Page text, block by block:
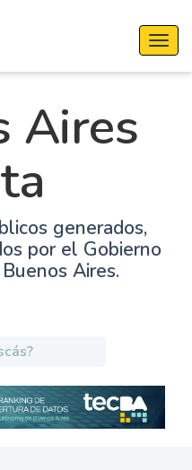
Aires
generados,
por el Gobierno
Aires.